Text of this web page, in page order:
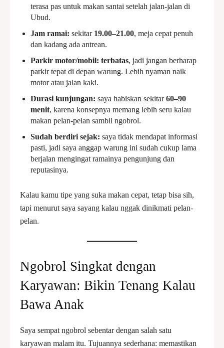
terasa pas untuk makan santai setelah jalan-jalan di
Ubud.
Jam ramai: sekitar 19.00–21.00, meja cepat penuh
dan kadang ada antrean.
Parkir motor/mobil: terbatas, jadi jangan berharap
parkir tepat di depan warung. Lebih nyaman naik
motor atau jalan kaki.
Durasi kunjungan: saya habiskan sekitar60–90
menit, karena konsepnya memang lebih seru kalau
makan pelan-pelan sambil ngobrol.
Sudah berdiri sejak: saya tidak mendapat informasi
pasti, jadi saya anggap warung ini sudah cukup lama
berjalan mengingat ramainya pengunjung dan
reputasinya.
Kalau kamu tipe yang suka makan cepat, tetap bisa sih,
tapi menurut saya sayang kalau nggak dinikmati pelan-
pelan.
Ngobrol Singkat dengan
Karyawan: Bikin Tenang Kalau
Bawa Anak
Saya sempat ngobrol sebentar dengan salah satu
karyawan malam itu. Tujuannya sederhana: memastikan